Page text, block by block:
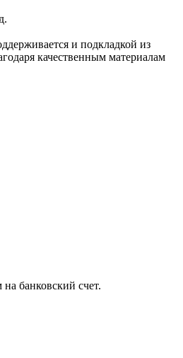
и подкладкой из
качественным материалам
банковский счет.